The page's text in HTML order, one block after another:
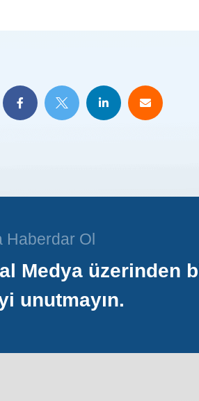
Haberdar Ol
Medya üzerinden
unutmayın.